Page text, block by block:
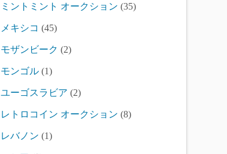
ミントミント オークション (35)
メキシコ (45)
モザンビーク (2)
モンゴル (1)
ユーゴスラビア (2)
レトロコイン オークション (8)
レバノン (1)